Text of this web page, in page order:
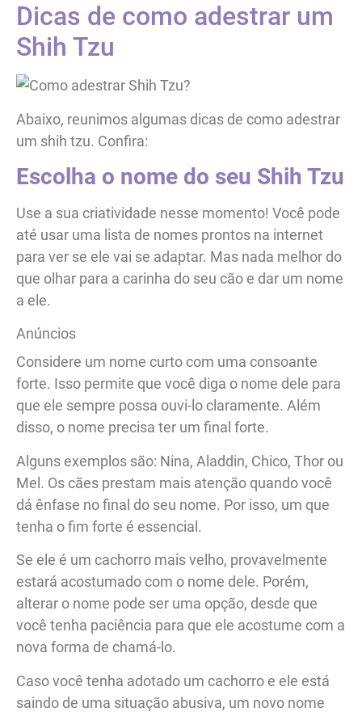
Dicas de como adestrar um
Shih Tzu
Abaixo, reunimos algumas dicas de como adestrar
um shih tzu. Confira:
Escolha o nome do seu Shih Tzu
Use a sua criatividade nesse momento! Você pode
até usar uma lista de nomes prontos na internet
para ver se ele vai se adaptar. Mas nada melhor do
que olhar para a carinha do seu cão e dar um nome
a ele.
Anúncios
Considere um nome curto com uma consoante
forte. Isso permite que você diga o nome dele para
que ele sempre possa ouvi-lo claramente. Além
disso, o nome precisa ter um final forte.
Alguns exemplos são: Nina, Aladdin, Chico, Thor ou
Mel. Os cães prestam mais atenção quando você
dá ênfase no final do seu nome. Por isso, um que
tenha o fim forte é essencial.
Se ele é um cachorro mais velho, provavelmente
estará acostumado com o nome dele. Porém,
alterar o nome pode ser uma opção, desde que
você tenha paciência para que ele acostume com a
nova forma de chamá-lo.
Caso você tenha adotado um cachorro e ele está
saindo de uma situação abusiva, um novo nome